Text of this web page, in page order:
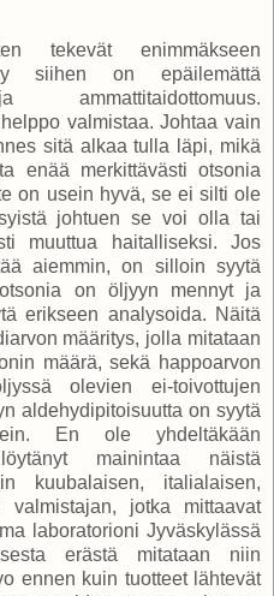
tekevät enimmäkseen
siihen on epäilemättä
ammattitaidottomuus.
valmistaa. Johtaa vain
sitä alkaa tulla läpi, mikä
enää merkittävästi otsonia
on usein hyvä, se ei silti ole
johtuen se voi olla tai
muuttua haitalliseksi. Jos
aiemmin, on silloin syytä
on öljyyn mennyt ja
erikseen analysoida. Näitä
määritys, jolla mitataan
määrä, sekä happoarvon
olevien ei-toivottujen
aldehydipitoisuutta on syytä
En ole yhdeltäkään
mainintaa näistä
kuubalaisen, italialaisen,
jotka mittaavat
laboratorioni Jyväskylässä
erästä mitataan niin
ennen kuin tuotteet lähtevät